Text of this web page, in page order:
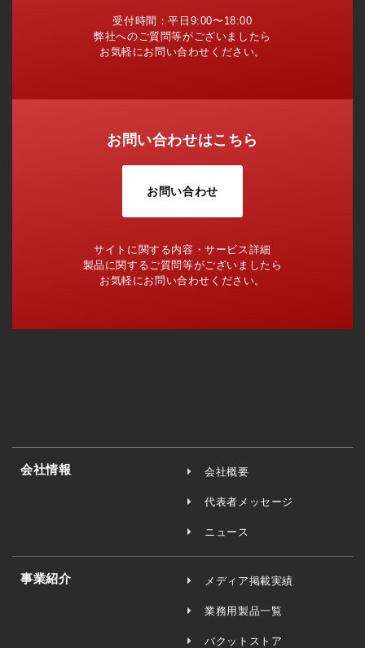
受付時間：平日9:00〜18:00
弊社へのご質問等がございましたら
お気軽にお問い合わせください。
お問い合わせはこちら
お問い合わせ
サイトに関する内容・サービス詳細
製品に関するご質問等がございましたら
お気軽にお問い合わせください。
会社情報 会社概要
代表者メッセージ
ニュース
事業紹介 メディア掲載実績
業務用製品一覧
バクットストア